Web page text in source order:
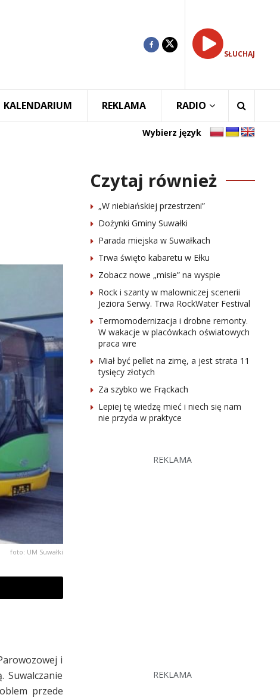
SŁUCHAJ
KALENDARIUM REKLAMA RADIO
Wybierz język
foto: UM Suwałki
i
Suwalczanie
przede
Czytaj również
„W niebiańskiej przestrzeni”
Dożynki Gminy Suwałki
Parada miejska w Suwałkach
Trwa święto kabaretu w Ełku
Zobacz nowe „misie” na wyspie
Rock i szanty w malowniczej scenerii
Jeziora Serwy. Trwa RockWater Festival
Termomodernizacja i drobne remonty.
W wakacje w placówkach oświatowych
praca wre
Miał być pellet na zimę, a jest strata 11
tysięcy złotych
Za szybko we Frąckach
Lepiej tę wiedzę mieć i niech się nam
nie przyda w praktyce
REKLAMA
REKLAMA